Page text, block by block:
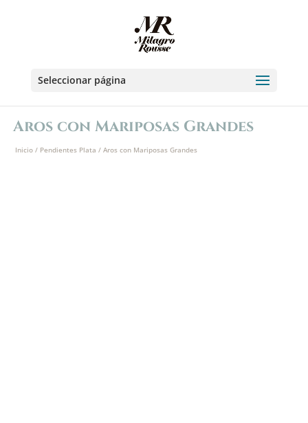
Seleccionar página
Aros con Mariposas Grandes
Inicio / Pendientes Plata / Aros con Mariposas Grandes